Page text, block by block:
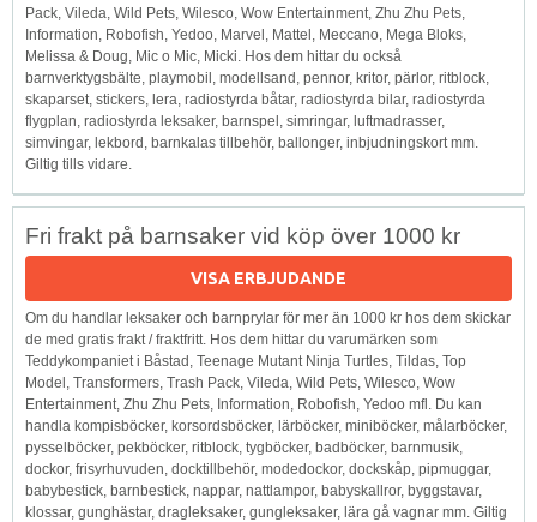
Pack, Vileda, Wild Pets, Wilesco, Wow Entertainment, Zhu Zhu Pets,
Information, Robofish, Yedoo, Marvel, Mattel, Meccano, Mega Bloks,
Melissa & Doug, Mic o Mic, Micki. Hos dem hittar du också
barnverktygsbälte, playmobil, modellsand, pennor, kritor, pärlor, ritblock,
skaparset, stickers, lera, radiostyrda båtar, radiostyrda bilar, radiostyrda
flygplan, radiostyrda leksaker, barnspel, simringar, luftmadrasser,
simvingar, lekbord, barnkalas tillbehör, ballonger, inbjudningskort mm.
Giltig tills vidare.
Fri frakt på barnsaker vid köp över 1000 kr
VISA ERBJUDANDE
Om du handlar leksaker och barnprylar för mer än 1000 kr hos dem skickar
de med gratis frakt / fraktfritt. Hos dem hittar du varumärken som
Teddykompaniet i Båstad, Teenage Mutant Ninja Turtles, Tildas, Top
Model, Transformers, Trash Pack, Vileda, Wild Pets, Wilesco, Wow
Entertainment, Zhu Zhu Pets, Information, Robofish, Yedoo mfl. Du kan
handla kompisböcker, korsordsböcker, lärböcker, miniböcker, målarböcker,
pysselböcker, pekböcker, ritblock, tygböcker, badböcker, barnmusik,
dockor, frisyrhuvuden, docktillbehör, modedockor, dockskåp, pipmuggar,
babybestick, barnbestick, nappar, nattlampor, babyskallror, byggstavar,
klossar, gunghästar, dragleksaker, gungleksaker, lära gå vagnar mm. Giltig